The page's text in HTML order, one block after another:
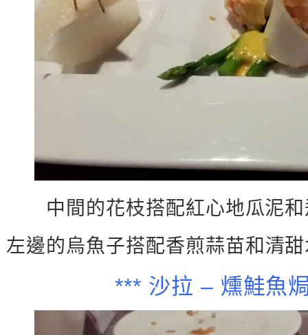
中間的花枝搭配紅心地瓜泥
左邊的烏魚子搭配香煎蒜苗和清
*** 沙拉 – 燻鮭魚